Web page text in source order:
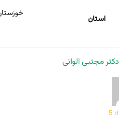
استان
دکتر مجتبی الوانی